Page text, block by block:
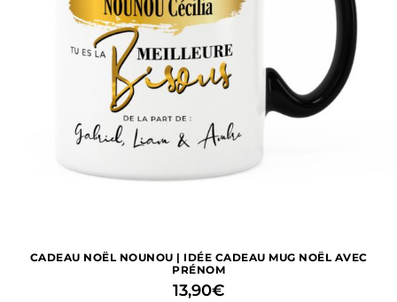
CADEAU NOËL NOUNOU | IDÉE CADEAU MUG NOËL AVEC
PRÉNOM
13,90€